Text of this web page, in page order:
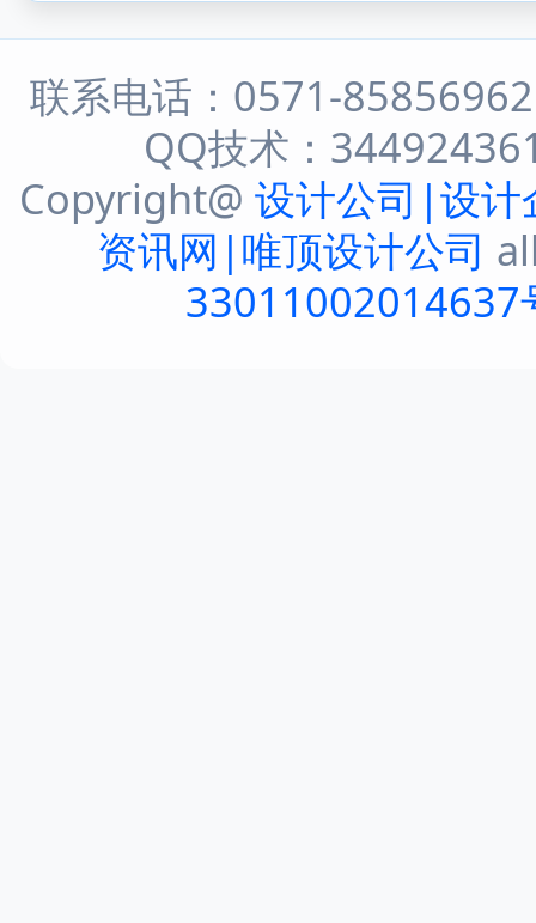
联系电话：0571-
QQ技术：
Copyright@ 设计公司|设计
资讯网|唯顶设计公司
33011002014637